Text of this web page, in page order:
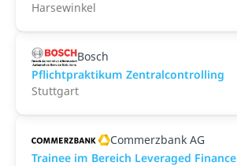
Harsewinkel
Bosch
Pflichtpraktikum Zentralcontrolling
Stuttgart
Commerzbank AG
Trainee im Bereich Leveraged Finance